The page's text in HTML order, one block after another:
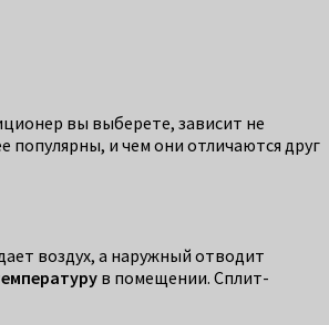
вы выберете, зависит не
и чем они отличаются друг
воздух, а наружный отводит
в помещении. Сплит-